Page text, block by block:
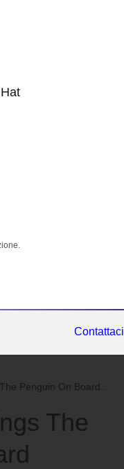
Contattaci
Penguin On Board...
The